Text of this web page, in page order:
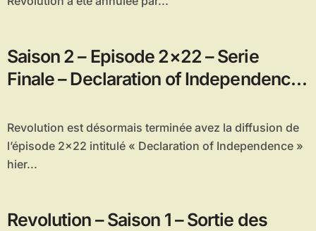
Saison 2 – Episode 2×22 – Serie
Finale – Declaration of Independence,
Revolution est désormais terminée avez la diffusion de
l’épisode 2×22 intitulé « Declaration of Independence »
hier...
Revolution – Saison 1 – Sortie des